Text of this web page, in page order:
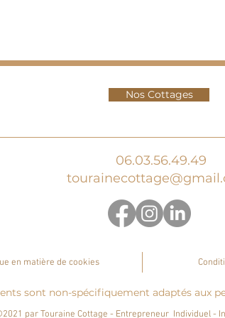
chef, possibilité de cuisiner la chasse du
inclus : 415€/personne
Nos Cottages
06.03.56.49.49
en matière de cookies
sont non-spécifiquement adaptés aux
par Touraine Cottage - Entrepreneur Individuel -